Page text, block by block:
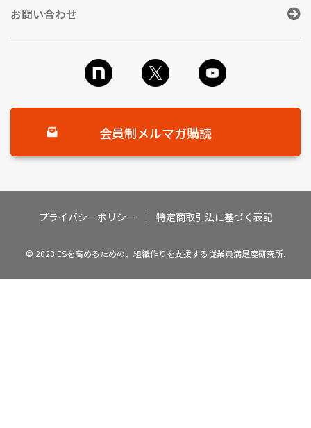
お問い合わせ
会員制メルマガ購読
プライバシーポリシー 特定商取引法に基づく表記
© 2023 ESを高めるための、組織作りを支援する従業員満足度研究所.